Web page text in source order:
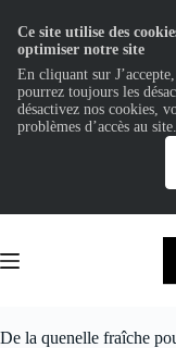
contenu
De la quenelle fraîche
Ce site utilise des
optimiser notre site
En cliquant sur
pourrez toujours les
désactivez nos cookies,
problèmes d’accès au site.